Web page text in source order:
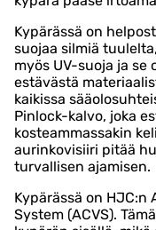
Kypärässä on
suojaa silmiä
myös UV-suoja ja
estävästä
kaikissa
Pinlock-kalvo, joka
kosteammassakin
aurinkovisiiri pitää
turvallisen ajamisen.
Kypärässä on
System (ACVS).